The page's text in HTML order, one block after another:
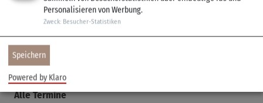
Alle Termine
Personalisieren von Werbung.
Zweck: Besucher-Statistiken
Speichern
Powered by Klaro